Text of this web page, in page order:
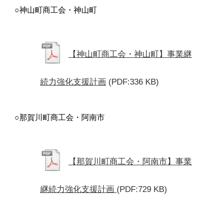
○神山町商工会・神山町
【神山町商工会・神山町】事業継
続力強化支援計画 (PDF:336 KB)
○那賀川町商工会・阿南市
【那賀川町商工会・阿南市】事業
継続力強化支援計画 (PDF:729 KB)